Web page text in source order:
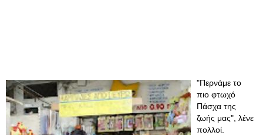
"Περνάμε το
πιο φτωχό
Πάσχα της
ζωής μας", λένε
πολλοί.